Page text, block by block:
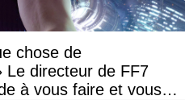
chose de
Le directeur de FF7
à vous faire et vous